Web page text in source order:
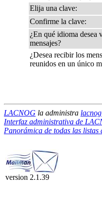
Elija una clave:
Confirme la clave:
¿En qué idioma desea
mensajes?
¿Desea recibir los
reunidos en un único
LACNOG la administra
Interfaz administrativa de
Panorámica de todas las
version 2.1.39